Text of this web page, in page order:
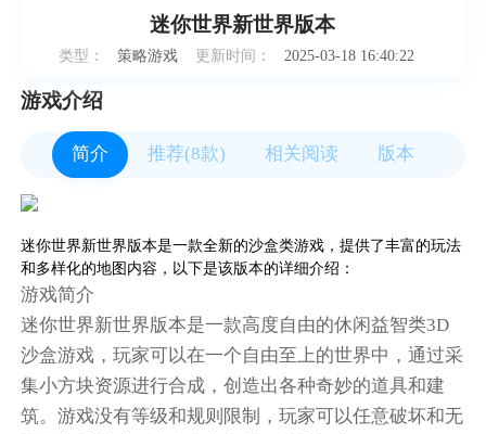
迷你世界新世界版本
类型： 策略游戏 更新时间： 2025-03-18 16:40:22
游戏介绍
简介 推荐(8款) 相关阅读 版本
迷你世界新世界版本是一款全新的沙盒类游戏，提供了丰富的玩法
和多样化的地图内容，以下是该版本的详细介绍：
游戏简介
迷你世界新世界版本是一款高度自由的休闲益智类3D
沙盒游戏，玩家可以在一个自由至上的世界中，通过采
集小方块资源进行合成，创造出各种奇妙的道具和建
筑。游戏没有等级和规则限制，玩家可以任意破坏和无